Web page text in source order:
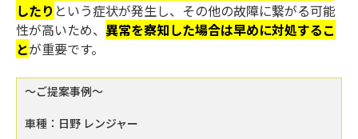
したり という症状が発生し、その他の故障に繋がる可能
性が高いため、 異常を察知した場合は早めに対処するこ
とが重要です。
～ご提案事例～
車種：日野 レンジャー